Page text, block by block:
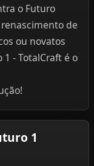
o Futuro
de
ou novatos
- TotalCraft é o
1